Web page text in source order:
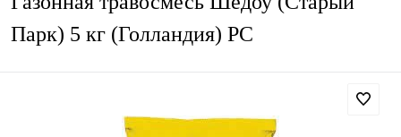
Парк) 5 кг (Голландия) РС